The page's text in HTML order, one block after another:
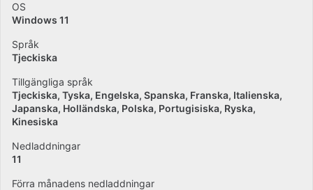
OS
Windows 11
Språk
Tjeckiska
Tillgängliga språk
Tjeckiska Tyska Engelska Spanska Franska Italienska
Japanska Holländska Polska Portugisiska Ryska
Kinesiska
Nedladdningar
11
Förra månadens nedladdningar